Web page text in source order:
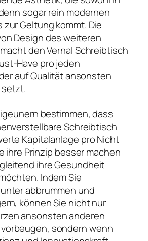
sogar rein modernen
Geltung kommt. Die
Design des weiteren
den Vernal Schreibtisch
Have pro jeden
auf Qualität ansonsten
bestimmen, dass
Schreibtisch
Kapitalanlage pro Nicht
ihre Prinzip besser machen
ihre Gesundheit
Indem Sie
abbrummen und
können Sie nicht nur
ansonsten anderen
sondern wenn